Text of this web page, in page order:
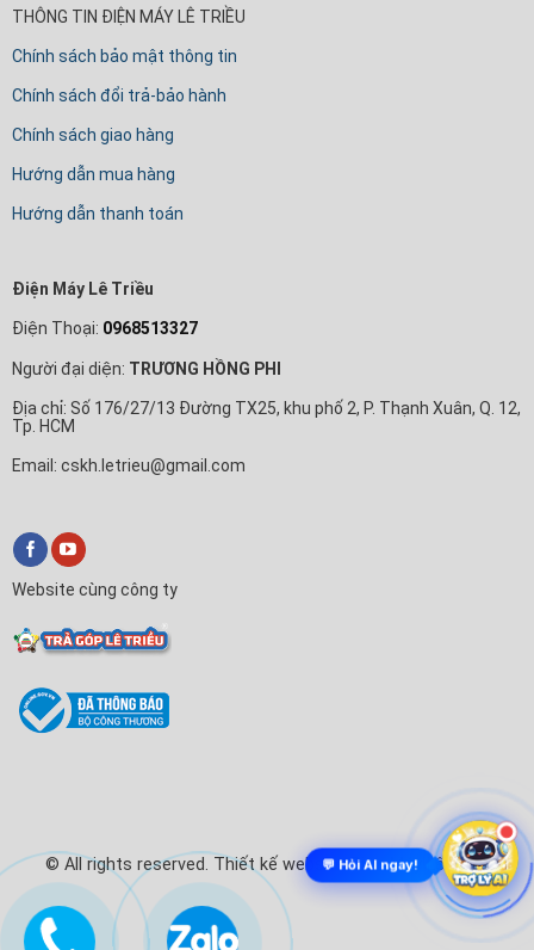
THÔNG TIN ĐIỆN MÁY LÊ TRIỀU
Chính sách bảo mật thông tin
Chính sách đổi trả-bảo hành
Chính sách giao hàng
Hướng dẫn mua hàng
Hướng dẫn thanh toán
Điện Máy Lê Triều
Điện Thoại: 0968513327
Người đại diện: TRƯƠNG HỒNG PHI
Địa chỉ: Số 176/27/13 Đường TX25, khu phố 2, P. Thạnh Xuân, Q. 12,
Tp. HCM
Email: cskh.letrieu@gmail.com
Website cùng công ty
© All rights reserved. Thiết kế website Điện Máy Lê Triều
💬 Hỏi AI ngay!